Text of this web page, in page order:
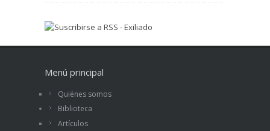
Menú principal
Quiénes somos
Biblioteca
Artículos